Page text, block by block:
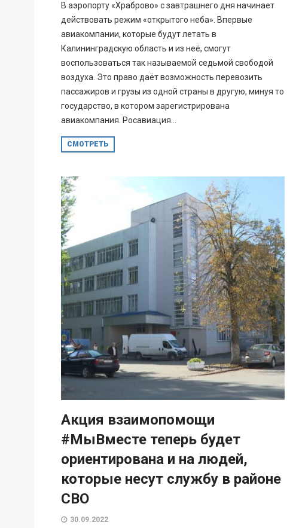
В аэропорту «Храброво» с завтрашнего дня начинает
действовать режим «открытого неба». Впервые
авиакомпании, которые будут летать в
Калининградскую область и из неё, смогут
воспользоваться так называемой седьмой свободой
воздуха. Это право даёт возможность перевозить
пассажиров и грузы из одной страны в другую, минуя то
государство, в котором зарегистрирована
авиакомпания. Росавиация...
СМОТРЕТЬ
Акция взаимопомощи
#МыВместе теперь будет
ориентирована и на людей,
которые несут службу в районе
СВО
30.09.2022